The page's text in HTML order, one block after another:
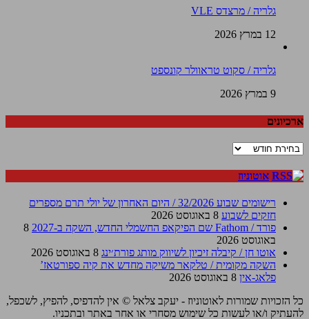
גלריה / מרצדס VLE
12 במרץ 2026
גלריה / סקוט טראוולר קונספט
9 במרץ 2026
ארכיונים
ארכיונים
אוטוניוז
רישומים שבוע 32/2026 / היום האחרון של יולי תרם מספרים
חזקים לשבוע 8 באוגוסט 2026
פורד / Fathom שם הפיקאפ החשמלי החדש, השקה ב-2027
8
באוגוסט 2026
אוטו חן / קיבלה זיכיון לשיווק מותג פורת׳ינג 8 באוגוסט 2026
השקה מקומית / טלקאר משיקה מחדש את קיה ספורטאז’
פלאג-אין 8 באוגוסט 2026
כל הזכויות שמורות לאוטוניוז - יעקב צלאל © אין להדפיס, להפיץ, לשכפל,
להעתיק ו/או לעשות כל שימוש מסחרי או אחר באתר ובתכניו.